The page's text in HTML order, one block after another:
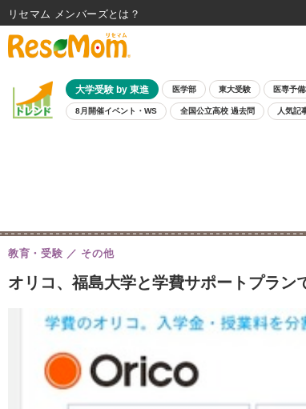
大学受験 by 東進 医学部 東大受験 医専予
8月開催イベント・WS 全国公立高校 過去問 人気記
オリコ、福島大学と学費サポートプラン
教育・受験 その他
リセマム メンバーズ